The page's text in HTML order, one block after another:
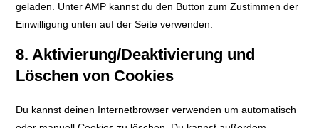
geladen. Unter AMP kannst du den Button zum Zustimmen der
Einwilligung unten auf der Seite verwenden.
8. Aktivierung/Deaktivierung und
Löschen von Cookies
Du kannst deinen Internetbrowser verwenden um automatisch